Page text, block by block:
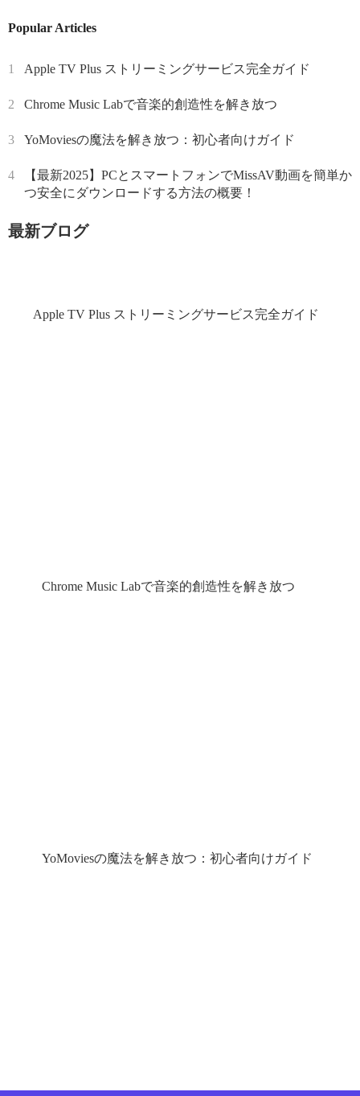
Popular Articles
1 Apple TV Plus ストリーミングサービス完全ガイド
2 Chrome Music Labで音楽的創造性を解き放つ
3 YoMoviesの魔法を解き放つ：初心者向けガイド
4
【最新2025】PCとスマートフォンでMissAV動画を簡単か
つ安全にダウンロードする方法の概要！
最新ブログ
Apple TV Plus ストリーミングサービス完全ガイド
Chrome Music Labで音楽的創造性を解き放つ
YoMoviesの魔法を解き放つ：初心者向けガイド